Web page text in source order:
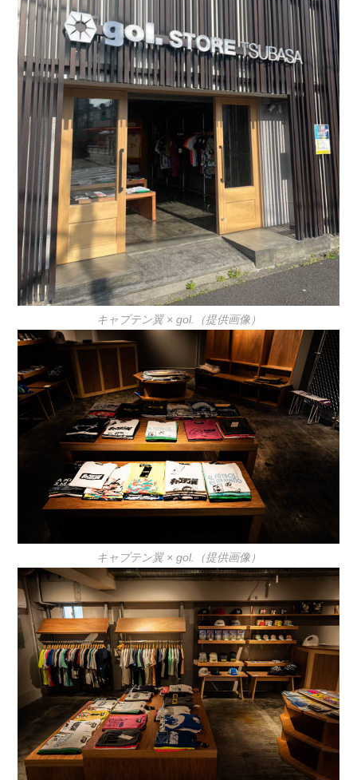
キャプテン翼 × gol.（提供画像）
キャプテン翼 × gol.（提供画像）